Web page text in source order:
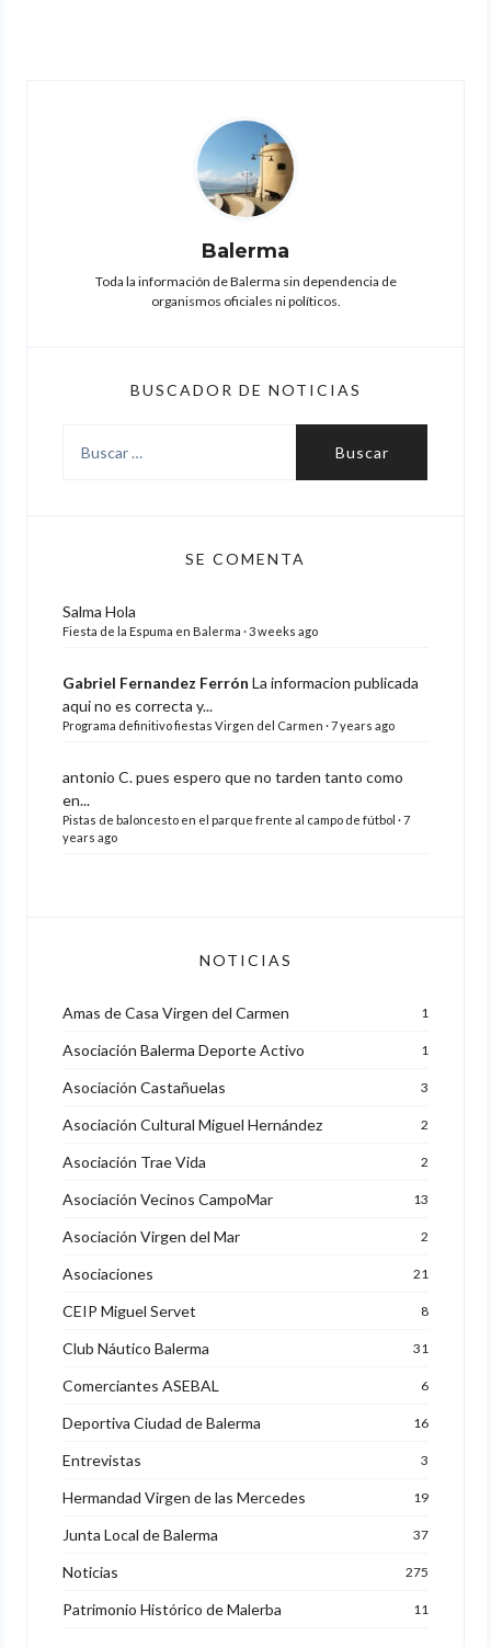
Balerma
Toda la información de Balerma sin dependencia de
organismos oficiales ni políticos.
BUSCADOR DE NOTICIAS
SE COMENTA
Salma Hola
Fiesta de la Espuma en Balerma ·3 weeks ago
Gabriel Fernandez Ferrón La informacion publicada
aqui no es correcta y...
Programa definitivo fiestas Virgen del Carmen ·7 years ago
antonio C.pues espero que no tarden tanto como
en...
Pistas de baloncesto en el parque frente al campo de fútbol ·7
years ago
NOTICIAS
Amas de Casa Virgen del Carmen 1
Asociación Balerma Deporte Activo 1
Asociación Castañuelas 3
Asociación Cultural Miguel Hernández 2
Asociación Trae Vida 2
Asociación Vecinos CampoMar 13
Asociación Virgen del Mar 2
Asociaciones 21
CEIP Miguel Servet 8
Club Náutico Balerma 31
Comerciantes ASEBAL 6
Deportiva Ciudad de Balerma 16
Entrevistas 3
Hermandad Virgen de las Mercedes 19
Junta Local de Balerma 37
Noticias 275
Patrimonio Histórico de Malerba 11